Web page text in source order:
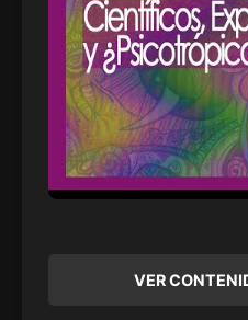
VER